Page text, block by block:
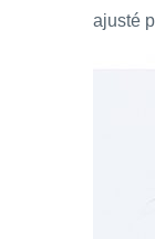
ajusté